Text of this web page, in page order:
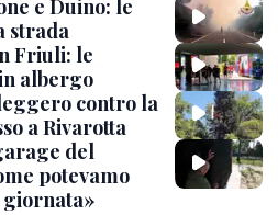
e Duino: le
strada
Friuli: le
albergo
contro la
a Rivarotta
del
potevamo